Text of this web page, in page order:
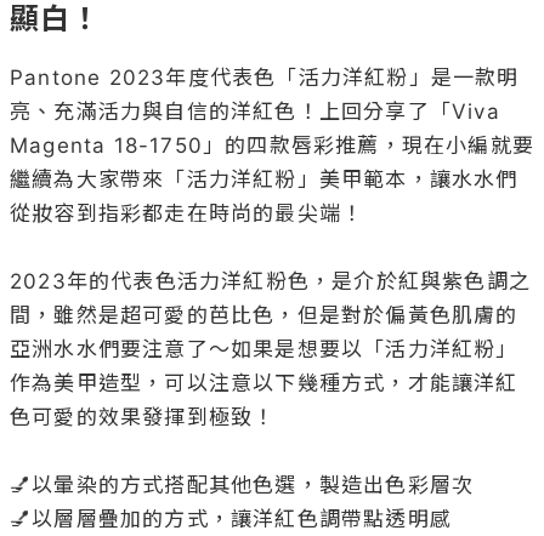
顯白！
Pantone 2023年度代表色「活力洋紅粉」是一款明
亮、充滿活力與自信的洋紅色！上回分享了「Viva
Magenta 18-1750」的四款唇彩推薦，現在小編就要
繼續為大家帶來「活力洋紅粉」美甲範本，讓水水們
從妝容到指彩都走在時尚的最尖端！
2023年的代表色活力洋紅粉色，是介於紅與紫色調之
間，雖然是超可愛的芭比色，但是對於偏黃色肌膚的
亞洲水水們要注意了～如果是想要以「活力洋紅粉」
作為美甲造型，可以注意以下幾種方式，才能讓洋紅
色可愛的效果發揮到極致！
💅以暈染的方式搭配其他色選，製造出色彩層次
💅以層層疊加的方式，讓洋紅色調帶點透明感